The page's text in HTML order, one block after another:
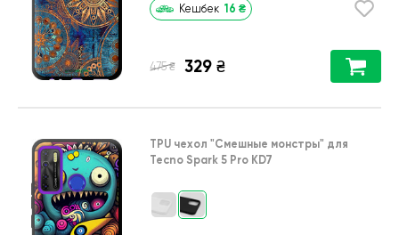
Кешбек 16 ₴
475 ₴ 329 ₴
TPU чехол "Cмешные монстры" для
Tecno Spark 5 Pro KD7